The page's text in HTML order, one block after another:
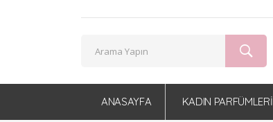
ANASAYFA KADIN PARFÜMLERİ